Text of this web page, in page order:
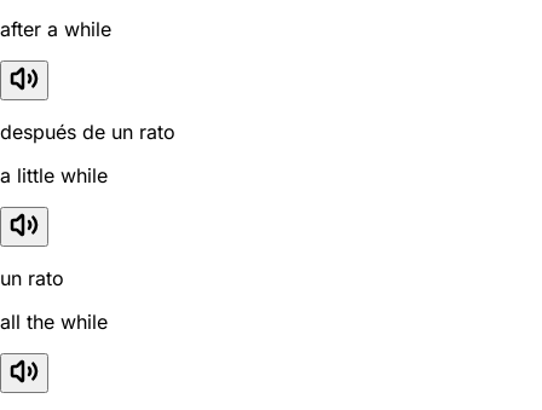
after a while
después de un rato
a little while
un rato
all the while